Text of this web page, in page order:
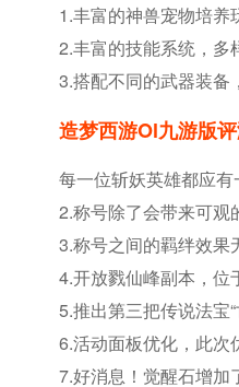
1.丰富的神兽宠物培养
2.丰富的技能系统，多
3.搭配不同的武器装备
造梦西游ol九游版
每一位斩妖英雄都应
2.称号除了会带来可观
3.称号之间的羁绊效果
4.开放戮仙峰副本，位
5.推出第三把传说法宝
6.活动面板优化，此次
7.好消息！觉醒石增加